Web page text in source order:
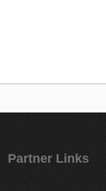
Partner Links